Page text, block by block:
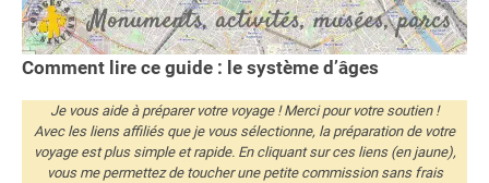
Comment lire ce guide : le système d’âges
Je vous aide à préparer votre voyage ! Merci pour votre soutien !
Avec les liens affiliés que je vous sélectionne, la préparation de votre
voyage est plus simple et rapide. En cliquant sur ces liens (en jaune),
vous me permettez de toucher une petite commission sans frais